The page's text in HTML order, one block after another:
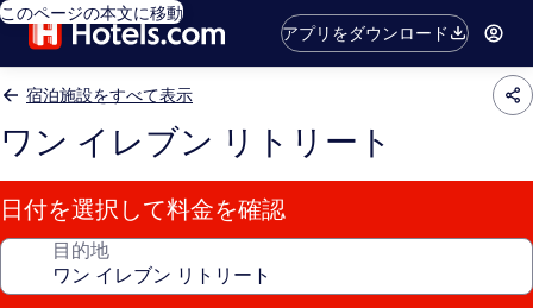
このページの本文に移動
アプリをダウンロード
宿泊施設をすべて表示
ワン イレブン リトリート
日付を選択して料金を確認
目的地